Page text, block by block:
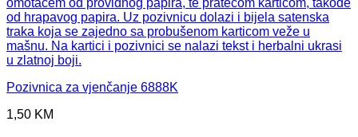
Pozivnica za vjenčanje 6888K
1,50 KM